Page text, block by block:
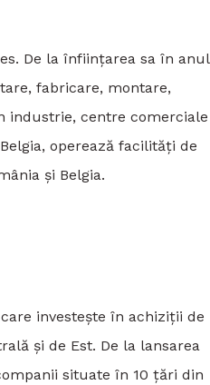
De la înființarea sa în anul
fabricare, montare,
industrie, centre comerciale
operează facilități de
și Belgia.
investește în achiziții de
și de Est. De la lansarea
situate în 10 țări din